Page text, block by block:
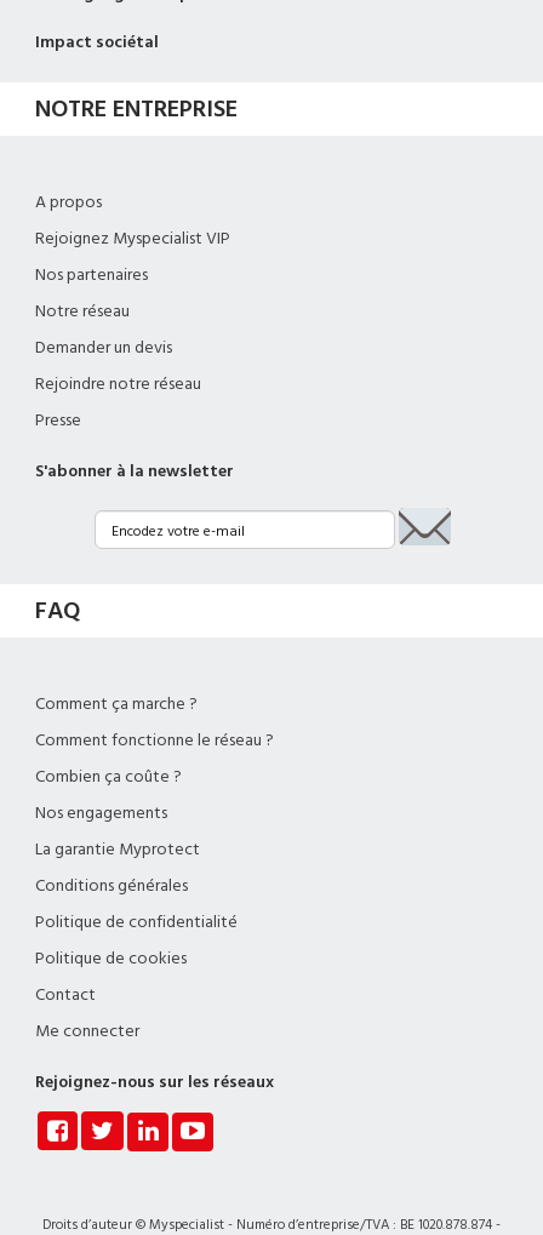
Impact sociétal
NOTRE ENTREPRISE
A propos
Rejoignez Myspecialist VIP
Nos partenaires
Notre réseau
Demander un devis
Rejoindre notre réseau
Presse
S'abonner à la newsletter
FAQ
Comment ça marche ?
Comment fonctionne le réseau ?
Combien ça coûte ?
Nos engagements
La garantie Myprotect
Conditions générales
Politique de confidentialité
Politique de cookies
Contact
Me connecter
Rejoignez-nous sur les réseaux
Droits d’auteur © Myspecialist - Numéro d’entreprise/TVA : BE 1020.878.874 -